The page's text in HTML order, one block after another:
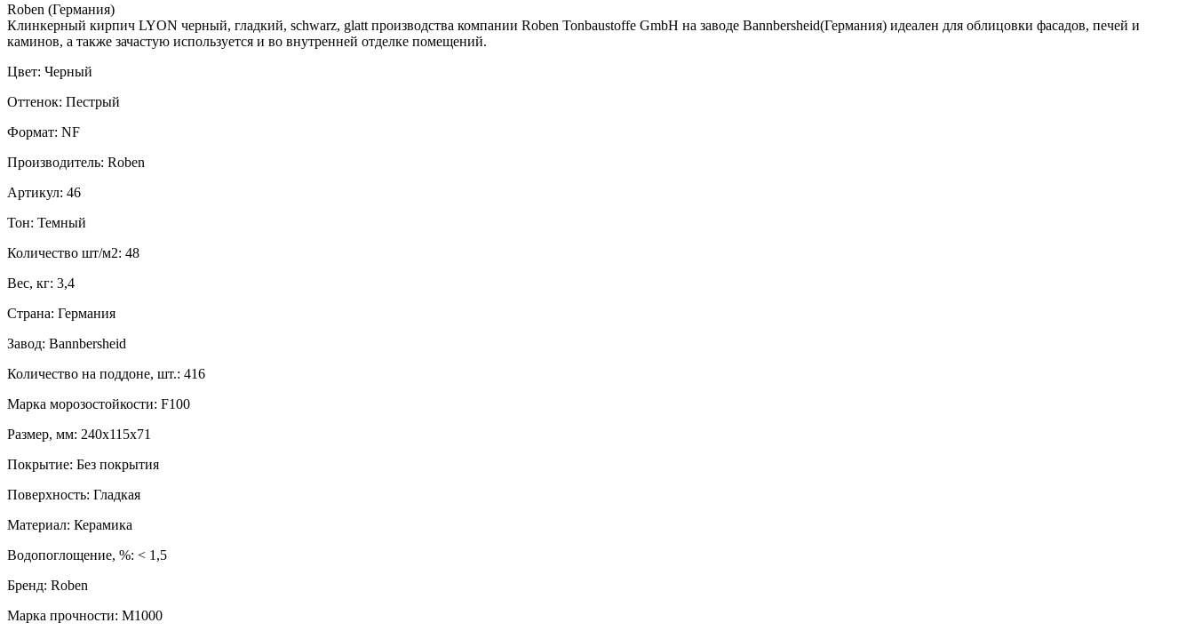
Roben (Германия)
Клинкерный кирпич LYON черный, гладкий, schwarz, glatt производства компании Roben Tonbaustoffe GmbH на заводе Bannbersheid(Германия) идеален для облицовки фасадов, печей и
каминов, а также зачастую используется и во внутренней отделке помещений.
Цвет: Черный
Оттенок: Пестрый
Формат: NF
Производитель: Roben
Артикул: 46
Тон: Темный
Количество шт/м2: 48
Вес, кг: 3,4
Страна: Германия
Завод: Bannbersheid
Количество на поддоне, шт.: 416
Марка морозостойкости: F100
Размер, мм: 240x115x71
Покрытие: Без покрытия
Поверхность: Гладкая
Материал: Керамика
Водопоглощение, %: < 1,5
Бренд: Roben
Марка прочности: M1000